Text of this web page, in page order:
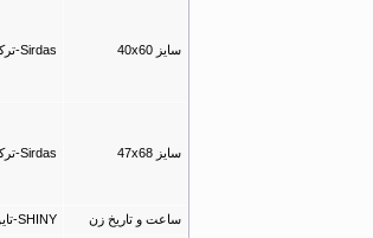
سایز 40x60 Sirdas-ترکیه
سایز 47x68 Sirdas-ترکیه
ساعت و تاریخ زن SHINY-تایوان